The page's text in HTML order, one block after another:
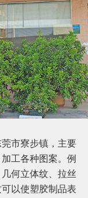
市寮步镇，主要
工各种图案。例
何立体纹、拉丝
以使塑胶制品表